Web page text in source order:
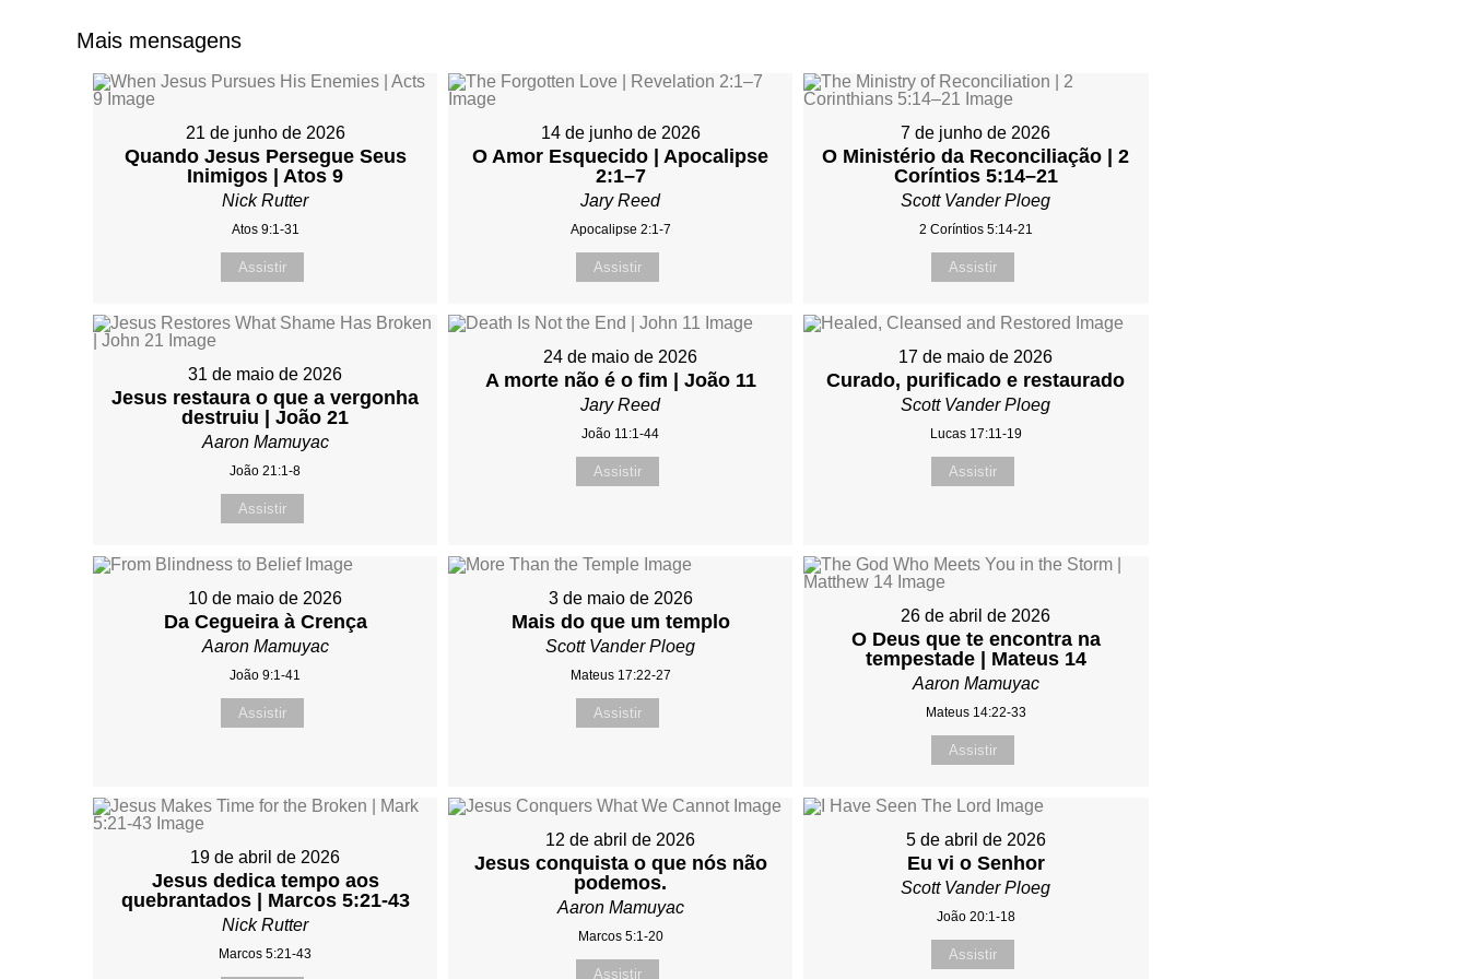
Mais mensagens
21 de junho de 2026
Quando Jesus Persegue Seus
Inimigos | Atos 9
Nick Rutter
Atos 9:1-31
Assistir
14 de junho de 2026
O Amor Esquecido | Apocalipse
2:1–7
Jary Reed
Apocalipse 2:1-7
Assistir
7 de junho de 2026
O Ministério da Reconciliação | 2
Coríntios 5:14–21
Scott Vander Ploeg
2 Coríntios 5:14-21
Assistir
31 de maio de 2026
Jesus restaura o que a vergonha
destruiu | João 21
Aaron Mamuyac
João 21:1-8
Assistir
24 de maio de 2026
A morte não é o fim | João 11
Jary Reed
João 11:1-44
Assistir
17 de maio de 2026
Curado, purificado e restaurado
Scott Vander Ploeg
Lucas 17:11-19
Assistir
10 de maio de 2026
Da Cegueira à Crença
Aaron Mamuyac
João 9:1-41
Assistir
3 de maio de 2026
Mais do que um templo
Scott Vander Ploeg
Mateus 17:22-27
Assistir
26 de abril de 2026
O Deus que te encontra na
tempestade | Mateus 14
Aaron Mamuyac
Mateus 14:22-33
Assistir
19 de abril de 2026
Jesus dedica tempo aos
quebrantados | Marcos 5:21-43
Nick Rutter
Marcos 5:21-43
12 de abril de 2026
Jesus conquista o que nós não
podemos.
Aaron Mamuyac
Marcos 5:1-20
Assistir
5 de abril de 2026
Eu vi o Senhor
Scott Vander Ploeg
João 20:1-18
Assistir